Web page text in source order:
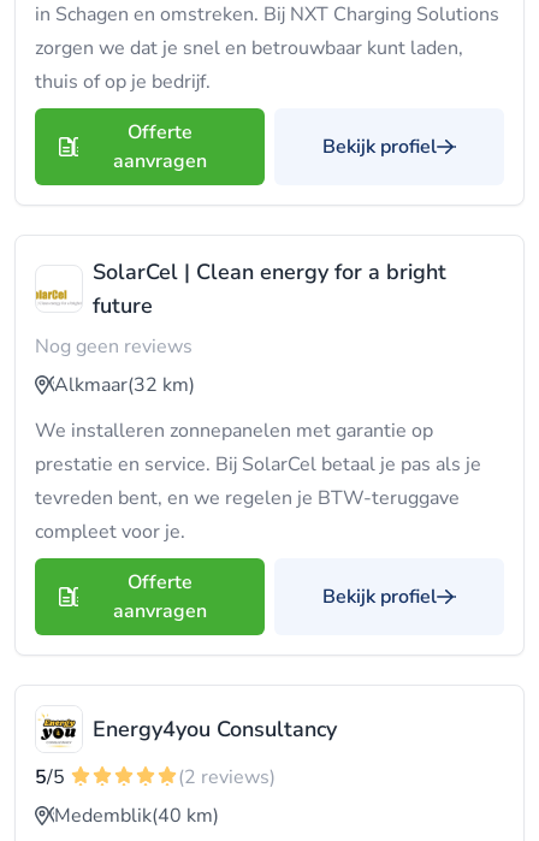
in Schagen en omstreken. Bij NXT Charging Solutions
zorgen we dat je snel en betrouwbaar kunt laden,
thuis of op je bedrijf.
Offerte
aanvragen
Bekijk profiel
SolarCel | Clean energy for a bright
future
Nog geen reviews
Alkmaar(32 km)
We installeren zonnepanelen met garantie op
prestatie en service. Bij SolarCel betaal je pas als je
tevreden bent, en we regelen je BTW-teruggave
compleet voor je.
Offerte
aanvragen
Bekijk profiel
Energy4you Consultancy
5/5
(2 reviews)
Medemblik(40 km)